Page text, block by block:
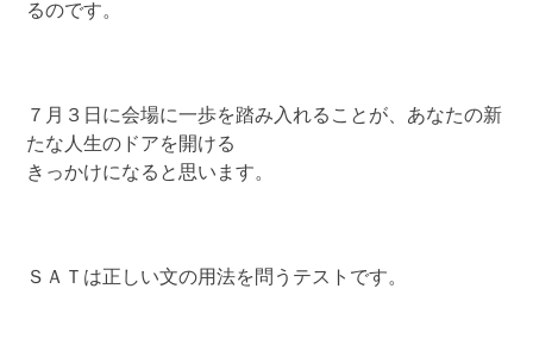
るのです。
７月３日に会場に一歩を踏み入れることが、あなたの新
たな人生のドアを開ける
きっかけになると思います。
ＳＡＴは正しい文の用法を問うテストです。